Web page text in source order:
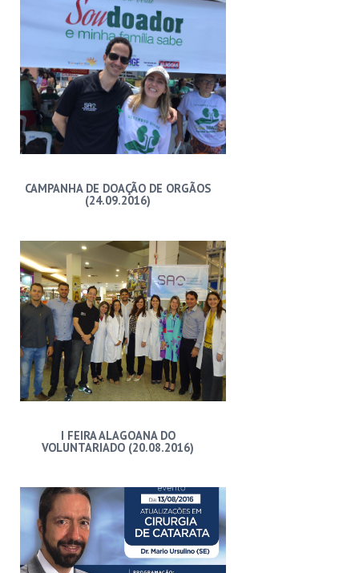
CAMPANHA DE DOAÇÃO DE ORGÃOS
(24.09.2016)
I FEIRA ALAGOANA DO
VOLUNTARIADO (20.08.2016)